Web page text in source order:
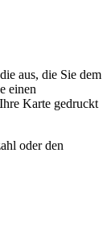
aus, die Sie dem
einen
Karte gedruckt
oder den